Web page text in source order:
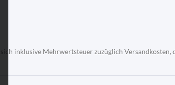
inklusive Mehrwertsteuer zuzüglich Versandkosten,